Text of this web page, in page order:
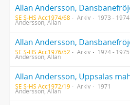
SE S-HS Acc1974/68 Arkiv 1973 - 1974
Andersson, Allan
SE S-HS Acc1976/52 Arkiv 1974 - 1975
Andersson, Allan
SE S-HS Acc1972/19 Arkiv 1971
Andersson, Allan